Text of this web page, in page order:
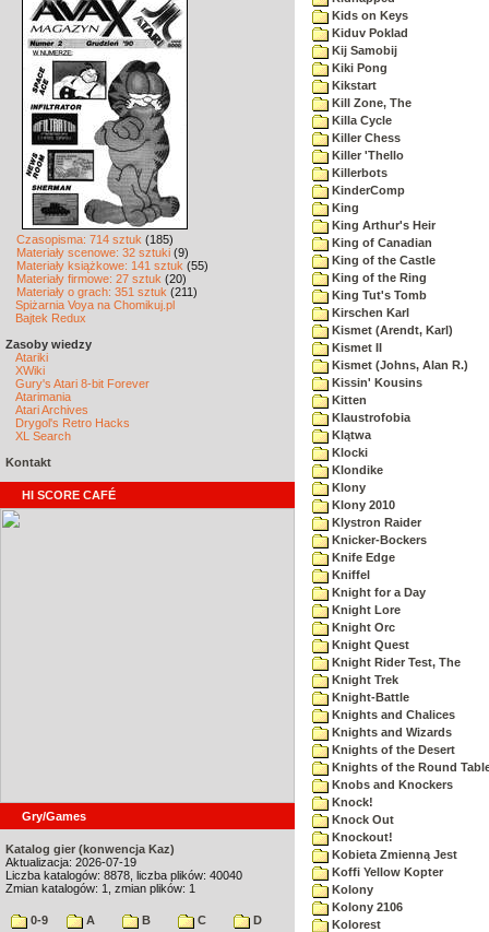
Czasopisma: 714 sztuk (185)
Materiały scenowe: 32 sztuki (9)
Materiały książkowe: 141 sztuk (55)
Materiały firmowe: 27 sztuk (20)
Materiały o grach: 351 sztuk (211)
Spiżarnia Voya na Chomikuj.pl
Bajtek Redux
Zasoby wiedzy
Atariki
XWiki
Gury's Atari 8-bit Forever
Atarimania
Atari Archives
Drygol's Retro Hacks
XL Search
Kontakt
HI SCORE CAFÉ
Gry/Games
Katalog gier (konwencja Kaz)
Aktualizacja: 2026-07-19
Liczba katalogów: 8878, liczba plików: 40040
Zmian katalogów: 1, zmian plików: 1
0-9 A B C
D
Kids on Keys
Kiduv Poklad
Kij Samobij
Kiki Pong
Kikstart
Kill Zone, The
Killa Cycle
Killer Chess
Killer 'Thello
Killerbots
KinderComp
King
King Arthur's Heir
King of Canadian
King of the Castle
King of the Ring
King Tut's Tomb
Kirschen Karl
Kismet (Arendt, Karl)
Kismet II
Kismet (Johns, Alan R.)
Kissin' Kousins
Kitten
Klaustrofobia
Klątwa
Klocki
Klondike
Klony
Klony 2010
Klystron Raider
Knicker-Bockers
Knife Edge
Kniffel
Knight for a Day
Knight Lore
Knight Orc
Knight Quest
Knight Rider Test, The
Knight Trek
Knight-Battle
Knights and Chalices
Knights and Wizards
Knights of the Desert
Knights of the Round
Knobs and Knockers
Knock!
Knock Out
Knockout!
Kobieta Zmienną Jest
Koffi Yellow Kopter
Kolony
Kolony 2106
Kolorest